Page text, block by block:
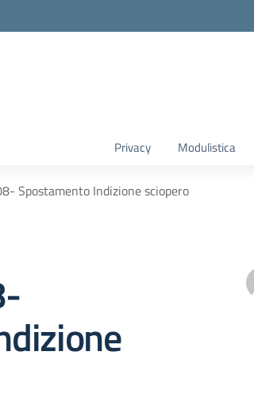
Privacy Modulistica
Spostamento Indizione sciopero